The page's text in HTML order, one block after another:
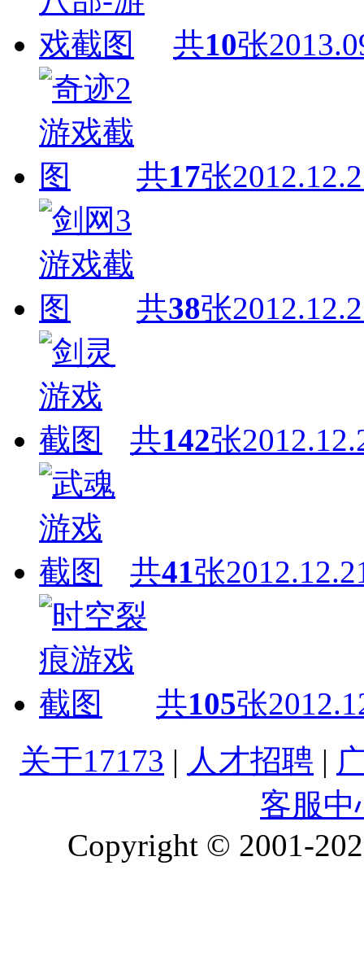
共10张
共17张
共38张
共142张
共41张
共105张
关于17173 | 人才招聘 |
客服中
Copyright © 2001-